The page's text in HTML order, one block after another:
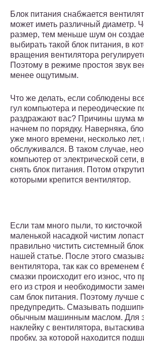
Блок питания снабжается
может иметь различный диаметр.
размер, тем меньше шум он
выбирать такой блок питания, в
вращения вентилятора
Поэтому в режиме простоя звук
менее ощутимым.
Что же делать, если соблюдены
гул компьютера и переодические
раздражают вас? Причины шума
начнем по порядку. Наверняка,
уже много времени, несколько лет,
обслуживался. В таком случае,
компьютер от электрической сети,
снять блок питания. Потом
которыми крепится вентилятор.
Если там много пыли, то
маленькой насадкой чистим
правильно чистить системный
нашей статье. После этого
вентилятора, так как со временем
смазки происходит его износ, что
его из строя и необходимости
сам блок питания. Поэтому лучше
предупредить. Смазывать
обычным машинным маслом. Для
наклейку с вентилятора,
пробку, за которой находится